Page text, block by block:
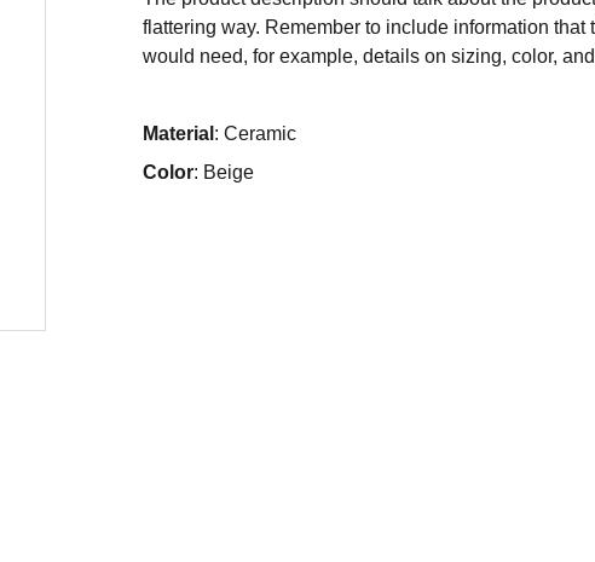
flattering way. Remember to include information that
would need, for example, details on sizing, color,
Material : Ceramic
Color: Beige